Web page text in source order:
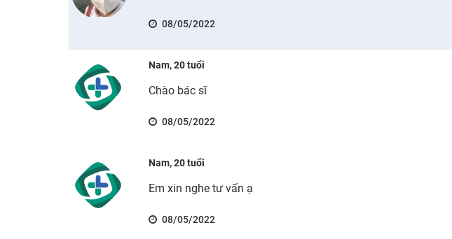
08/05/2022
Nam, 20 tuổi
Chào bác sĩ
08/05/2022
Nam, 20 tuổi
Em xin nghe tư vấn ạ
08/05/2022